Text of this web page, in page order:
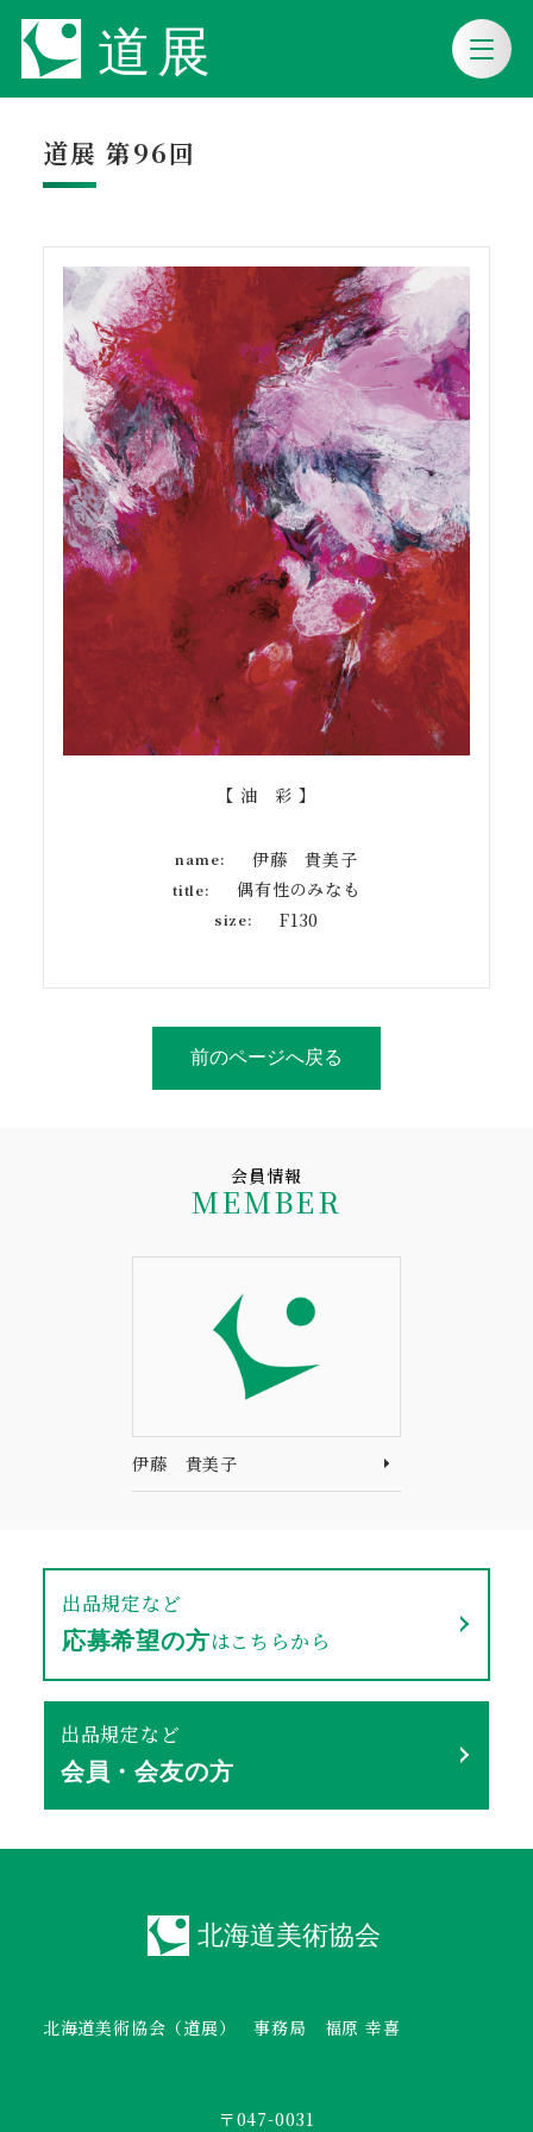
道展 第96回
【 油 彩 】
name: 伊藤 貴美子
title: 偶有性のみなも
size: F130
前のページへ戻る
会員情報
MEMBER
伊藤 貴美子
出品規定など
応募希望の方はこちらから
出品規定など
会員・会友の方
北海道美術協会（道展） 事務局 福原 幸喜
〒047-0031